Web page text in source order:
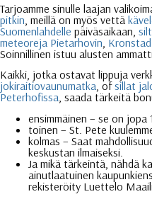
Tarjoamme sinulle laajan
pitkin , meillä on myös vettä
Suomenlahdelle päiväsaikaan,
meteoreja Pietarhovin
Soinnillinen istuu alusten
Kaikki, jotka ostavat lippuja
jokiraitiovaunumatka, ofsillat
Peterhofissa, saada tärkeitä
ensimmäinen – se on jopa
toinen – St. Pete
kolmas – Saat
keskustan ilmaiseksi.
Ja mikä tärkeintä, nähdä
ainutlaatuinen kaupunkien
rekisteröity Luettelo